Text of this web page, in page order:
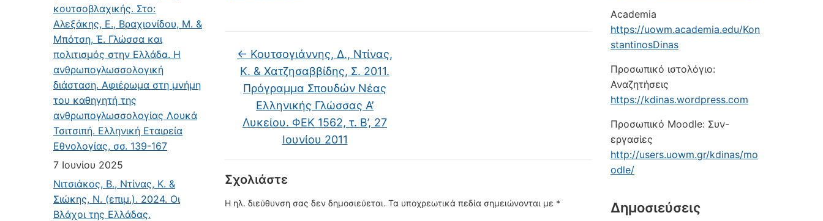
κουτσοβλαχικής. Στο:
Αλεξάκης, Ε., Βραχιονίδου, Μ. &
Μπότση, Έ. Γλώσσα και
πολιτισμός στην Ελλάδα. Η
ανθρωπογλωσσολογική
διάσταση. Αφιέρωμα στη μνήμη
του καθηγητή της
ανθρωπογλωσσολογίας Λουκά
Τσιτσιπή. Ελληνική Εταιρεία
Εθνολογίας, σσ. 139-167
7 Ιουνίου 2025
Νιτσιάκος, Β., Ντίνας, Κ. &
Σιώκης, Ν. (επιμ.). 2024. Οι
Βλάχοι της Ελλάδας.
← Κουτσογιάννης, Δ., Ντίνας,
Κ. & Χατζησαββίδης, Σ. 2011.
Πρόγραμμα Σπουδών Νέας
Ελληνικής Γλώσσας Α’
Λυκείου. ΦΕΚ 1562, τ. Β’, 27
Ιουνίου 2011
Σχολιάστε
Η ηλ. διεύθυνση σας δεν δημοσιεύεται. Τα υποχρεωτικά πεδία σημειώνονται με *
Academia
https://uowm.academia.edu/Kon
stantinosDinas
Προσωπικό ιστολόγιο:
Αναζητήσεις
https://kdinas.wordpress.com
Προσωπικό Moodle: Συν-
εργασίες
http://users.uowm.gr/kdinas/mo
odle/
Δημοσιεύσεις